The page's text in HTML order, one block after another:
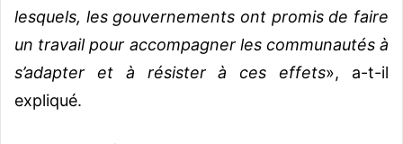
lesquels, les gouvernements ont promis de faire
un travail pour accompagner les communautés à
s’adapter et à résister à ces effets», a-t-il
expliqué.